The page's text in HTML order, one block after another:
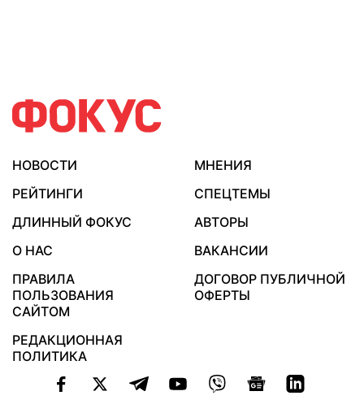
НОВОСТИ
МНЕНИЯ
РЕЙТИНГИ
СПЕЦТЕМЫ
ДЛИННЫЙ ФОКУС
АВТОРЫ
О НАС
ВАКАНСИИ
ПРАВИЛА
ПОЛЬЗОВАНИЯ
САЙТОМ
ДОГОВОР ПУБЛИЧНОЙ
ОФЕРТЫ
РЕДАКЦИОННАЯ
ПОЛИТИКА